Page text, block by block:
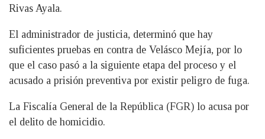
Rivas Ayala.
El administrador de justicia, determinó que hay
suficientes pruebas en contra de Velásco Mejía, por lo
que el caso pasó a la siguiente etapa del proceso y el
acusado a prisión preventiva por existir peligro de fuga.
La Fiscalía General de la República (FGR) lo acusa por
el delito de homicidio.